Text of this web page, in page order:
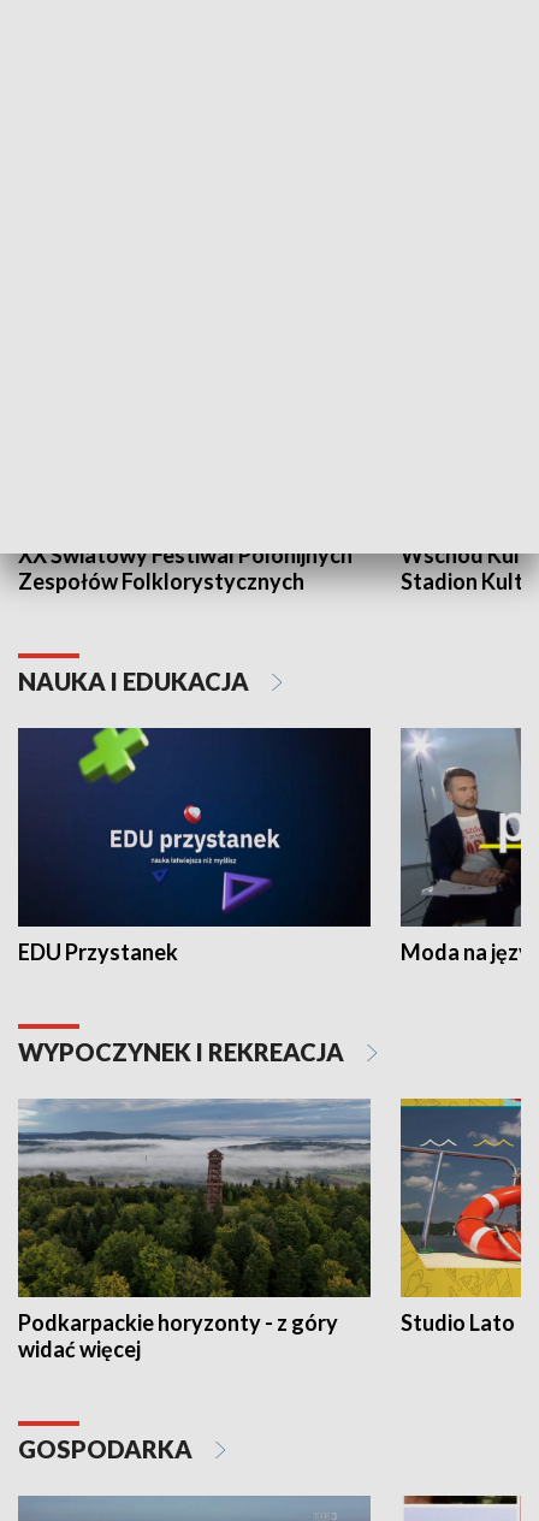
XX Światowy Festiwal Polonijnych
Zespołów Folklorystycznych
Wschód
Stadion
NAUKA I EDUKACJA
EDU Przystanek Moda na
WYPOCZYNEK I REKREACJA
Podkarpackie horyzonty - z góry
widać więcej
Studio Lato
GOSPODARKA